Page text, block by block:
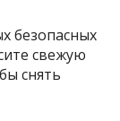
безопасных
свежую
снять